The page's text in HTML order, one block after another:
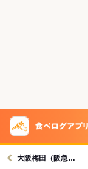
大阪梅田（阪急）駅グルメへ